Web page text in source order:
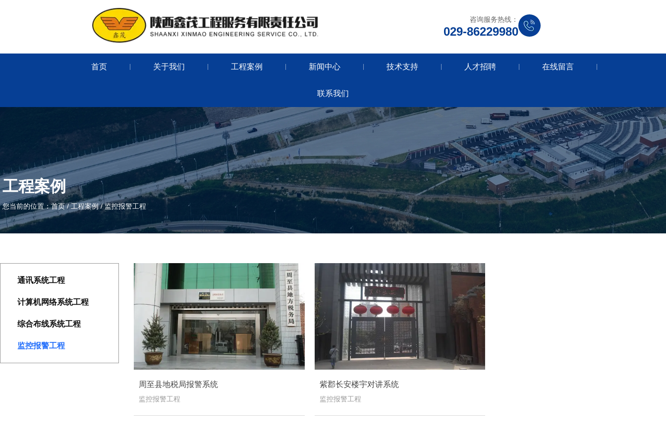
咨询服务热线：
029-86229980
首页 关于我们 工程案例 新闻中心 技术支持 人才招聘 在线留言
联系我们
工程案例
您当前的位置：首页/工程案例 /监控报警工程
通讯系统工程
计算机网络系统工程
综合布线系统工程
监控报警工程
周至县地税局报警系统
监控报警工程
紫郡长安楼宇对讲系统
监控报警工程